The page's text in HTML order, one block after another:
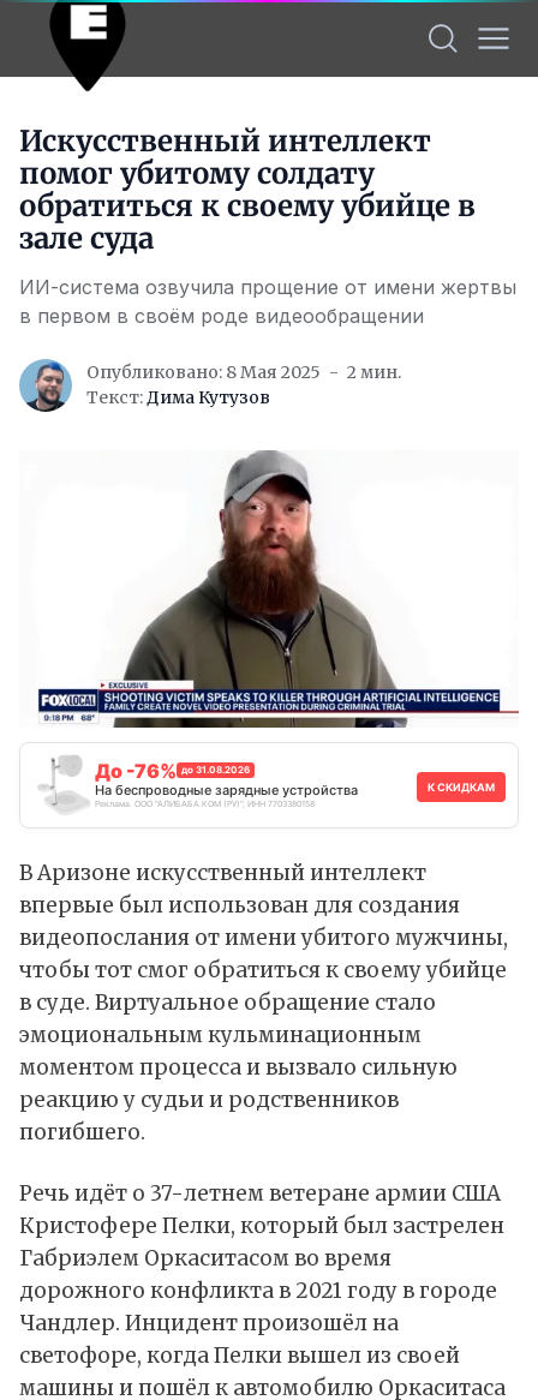
Искусственный интеллект
помог убитому солдату
обратиться к своему убийце в
зале суда
ИИ-система озвучила прощение от имени жертвы
в первом в своём роде видеообращении
Опубликовано: 8 Мая 2025
2 мин.
Текст:Дима Кутузов
До -76% до 31.08.2026
На беспроводные зарядные устройства
Реклама. ООО "АЛИБАБА.КОМ (РУ)", ИНН 7703380158
К СКИДКАМ
В Аризоне искусственный интеллект
впервые былиспользован для создания
видеопослания от имени убитого мужчины,
чтобы тот смог обратиться к своему убийце
в суде. Виртуальное обращение стало
эмоциональным кульминационным
моментом процесса и вызвало сильную
реакцию у судьи и родственников
погибшего.
Речь идёт о 37-летнем ветеране армии США
Кристофере Пелки, который был застрелен
Габриэлем Оркаситасом во время
дорожного конфликта в 2021 году в городе
Чандлер. Инцидент произошёл на
светофоре, когда Пелки вышел из своей
машины и пошёл к автомобилю Оркаситаса